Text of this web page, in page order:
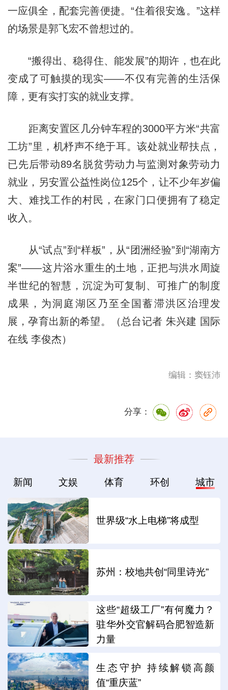
一应俱全，配套完善便捷。“住着很安逸。”这样
的场景是郭飞宏不曾想过的。
“搬得出、稳得住、能发展”的期许，也在此
变成了可触摸的现实——不仅有完善的生活保
障，更有实打实的就业支撑。
距离安置区几分钟车程的3000平方米“共富
工坊”里，机杼声不绝于耳。该处就业帮扶点，
已先后带动89名脱贫劳动力与监测对象劳动力
就业，另安置公益性岗位125个，让不少年岁偏
大、难找工作的村民，在家门口便拥有了稳定
收入。
从“试点”到“样板”，从“团洲经验”到“湖南方
案”——这片浴水重生的土地，正把与洪水周旋
半世纪的智慧，沉淀为可复制、可推广的制度
成果，为洞庭湖区乃至全国蓄滞洪区治理发
展，孕育出新的希望。（总台记者 朱兴建 国际
在线 李俊杰）
编辑：窦钰沛
分享：
最新推荐
新闻 文娱 体育 环创 城市
世界级“水上电梯”将成型
苏州：校地共创“同里诗光”
这些“超级工厂”有何魔力？
驻华外交官解码合肥智造新
力量
生态守护 持续解锁高颜
值“重庆蓝”